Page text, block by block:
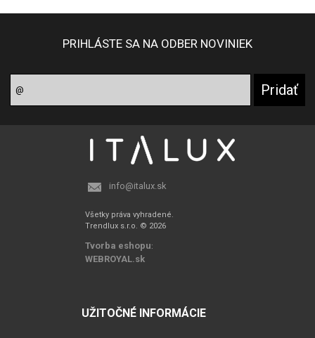
PRIHLÁSTE SA NA ODBER NOVINIEK
info@italux.sk
Všetky práva vyhradené.
Trendlux s.r.o. © 2026
Tvorba eshopu:
WEBROYAL.sk
UŽITOČNÉ INFORMÁCIE